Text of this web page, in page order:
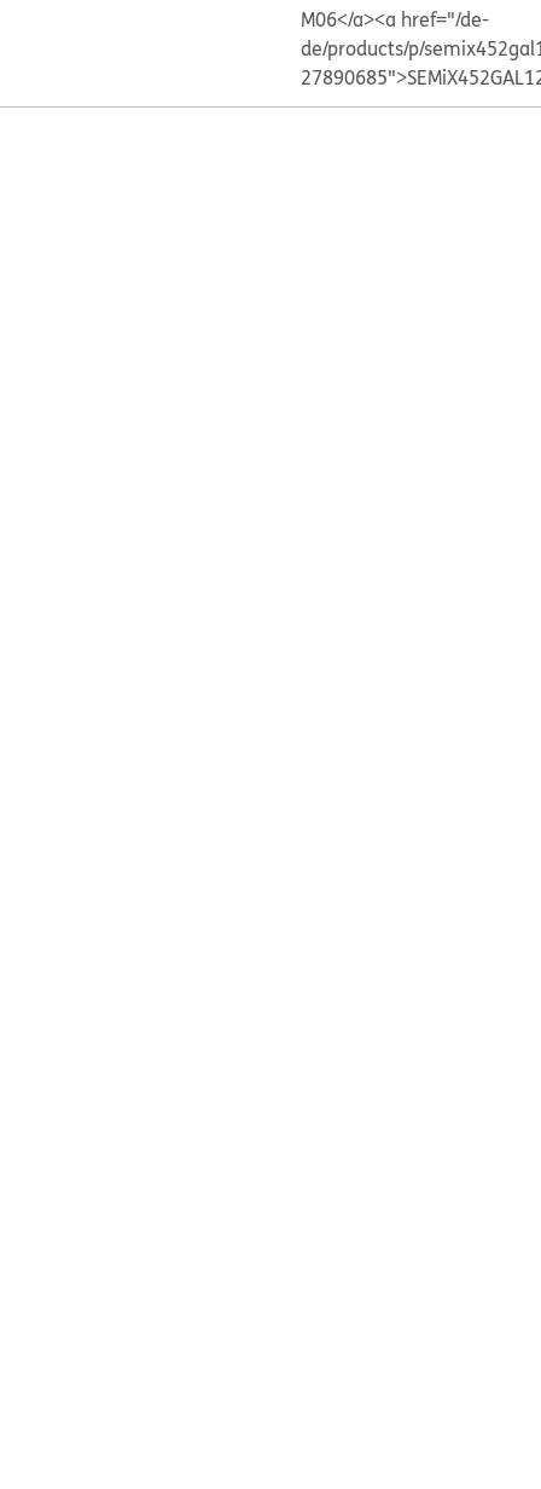
M06</a><a href="/de-
de/products/p/